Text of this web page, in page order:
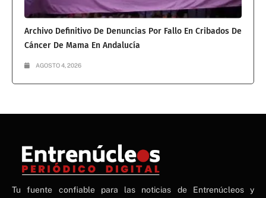
Archivo Definitivo De Denuncias Por Fallo En Cribados De
Cáncer De Mama En Andalucía
AGOSTO 4, 2026
NEWS ELEMENTOR
Tu fuente confiable para las noticias de Entrenúcleos y